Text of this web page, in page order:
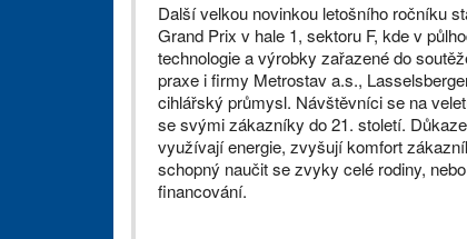
Další velkou novinkou letošního ročníku
Grand Prix v hale 1, sektoru F, kde v
technologie a výrobky zařazené do
praxe i firmy Metrostav a.s.,
cihlářský průmysl. Návštěvníci se na
se svými zákazníky do 21. století.
využívají energie, zvyšují komfort
schopný naučit se zvyky celé rodiny,
financování.